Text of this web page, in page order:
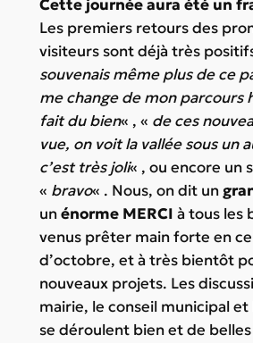
Cette journée aura été un
Les premiers retours des
visiteurs sont déjà très
souvenais même plus de ce
me change de mon parcours
fait du bien« , « de ces
vue, on voit la vallée sous un
c’est très joli« , ou encore un
« bravo« . Nous, on dit un
unénorme MERCI à tous les
venus prêter main forte en
d’octobre, et à très bientôt
nouveaux projets. Les
mairie, le conseil municipal
se déroulent bien et de belles